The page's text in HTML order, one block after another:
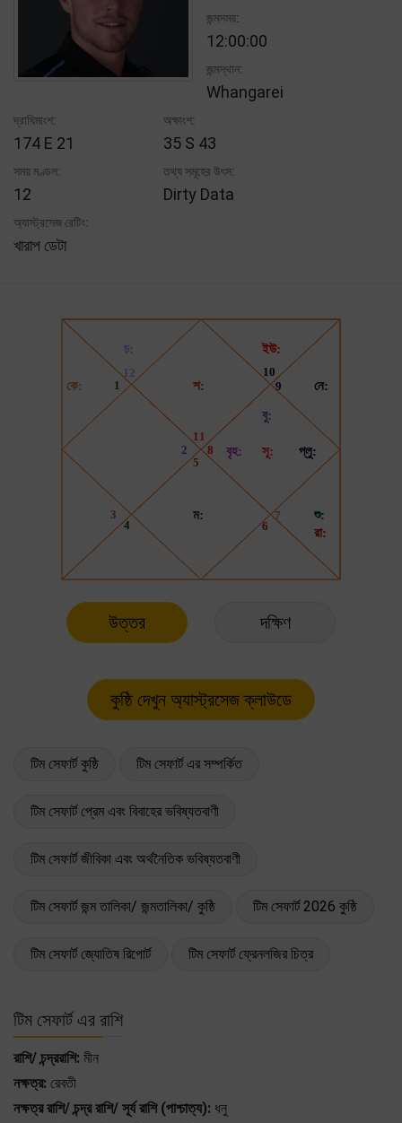
জন্মসময়:
12:00:00
জন্মস্থান:
Whangarei
দ্রাঘিমাংশ:
174 E 21
অক্ষাংশ:
35 S 43
সময় মণ্ডল:
12
তথ্য সমূহের উৎস:
Dirty Data
অ্যাস্ট্রসেজ রেটিং:
খারাপ ডেটা
উত্তর দক্ষিণ
টিম সেফার্ট কুষ্ঠি টিম সেফার্ট এর সম্পর্কিত
টিম সেফার্ট প্রেম এবং বিবাহের ভবিষ্যতবাণী
টিম সেফার্ট জীবিকা এবং অর্থনৈতিক ভবিষ্যতবাণী
টিম সেফার্ট জন্ম তালিকা/ জন্মতালিকা/ কুষ্ঠি টিম সেফার্ট 2026 কুষ্ঠি
টিম সেফার্ট জ্যোতিষ রিপোর্ট টিম সেফার্ট ফ্রেনলজির চিত্র
টিম সেফার্ট এর রাশি
রাশি/ চন্দ্ররাশি: মীন
নক্ষত্র: রেবতী
নক্ষত্র রাশি/ চন্দ্র রাশি/ সূর্য রাশি (পাশ্চাত্য): ধনু